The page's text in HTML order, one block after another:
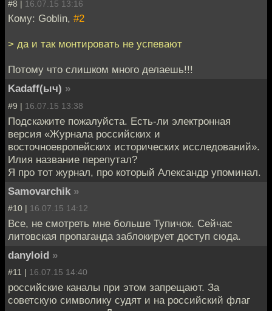
#8 | 16.07.15 13:16
Кому: Goblin, #2
> да и так монтировать не успевают
Потому что слишком много делаешь!!!
Kadaff(ыч) »
#9 | 16.07.15 13:38
Подскажите пожалуйста. Есть-ли электронная
версия «Журнала российских и
восточноевропейских исторических исследований».
Илия название перепутал?
Я про тот журнал, про который Александр упоминал.
Samovarchik »
#10 | 16.07.15 14:12
Все, не смотреть мне больше Тупичок. Сейчас
литовская пропаганда заблокирует доступ сюда.
danyloid »
#11 | 16.07.15 14:40
российские каналы при этом запрещают. За
советскую символику судят и на российский флаг